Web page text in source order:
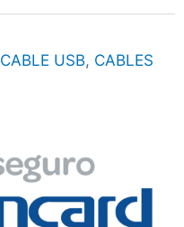
CABLE USB, CABLES